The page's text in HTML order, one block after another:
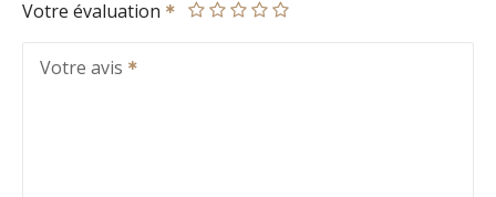
Votre évaluation
Votre avis